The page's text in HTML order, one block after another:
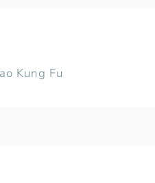
Kung Fu